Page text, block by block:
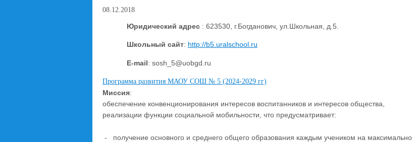
08.12.2018
Юридический адрес : 623530, г.Богданович, ул.Школьная, д.5.
Школьный сайт: http://b5.uralschool.ru
E-mail: sosh_5@uobgd.ru
Программа развития МАОУ СОШ № 5 (2024-2029 гг)
Миссия:
обеспечение конвенционирования интересов воспитанников и интересов общества,
реализации функции социальной мобильности, что предусматривает:
- получение основного и среднего общего образования каждым учеником на максимально